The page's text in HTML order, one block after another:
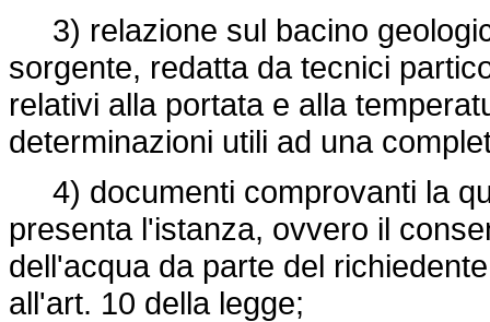
3) relazione sul bacino
sorgente, redatta da tecnici
relativi alla portata e alla
determinazioni utili ad una
4) documenti comprovanti la
presenta l'istanza, ovvero il
dell'acqua da parte del
all'art. 10 della legge;